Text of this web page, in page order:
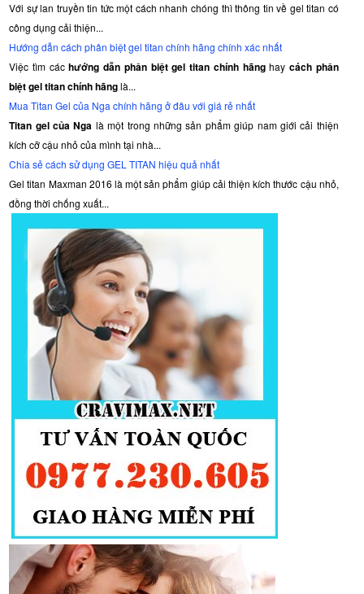
Với sự lan truyền tin tức một cách nhanh chóng thì thông tin về gel titan có
công dụng cải thiện...
Hướng dẫn cách phân biệt gel titan chính hãng chính xác nhất
Việc tìm cáchướng dẫn phân biệt gel titan chính hãnghay cách phân
biệt gel titan chính hãnglà...
Mua Titan Gel của Nga chính hãng ở đâu với giá rẻ nhất
Titan gel của Nga là một trong những sản phẩm giúp nam giới cải thiện
kích cỡ cậu nhỏ của mình tại nhà...
Chia sẻ cách sử dụng GEL TITAN hiệu quả nhất
Gel titan Maxman 2016 là một sản phẩm giúp cải thiện kích thước cậu nhỏ,
đồng thời chống xuất...